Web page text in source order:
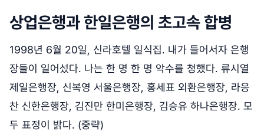
상업은행과 한일은행의 초고속 합병
1998년 6월 20일, 신라호텔 일식집. 내가 들어서자 은행
장들이 일어섰다. 나는 한 명 한 명 악수를 청했다. 류시열
제일은행장, 신복영 서울은행장, 홍세표 외환은행장, 라응
찬 신한은행장, 김진만 한미은행장, 김승유 하나은행장. 모
두 표정이 밝다. (중략)